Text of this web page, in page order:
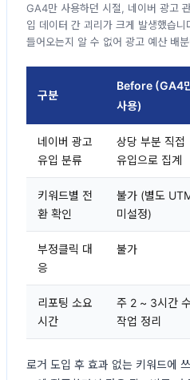
GA4만 사용하던 시절, 네이버 광고
입 데이터 간 괴리가 크게 발생했습
들어오는지 알 수 없어 광고 예산 배
구분
Before (GA4
사용)
네이버 광고
유입 분류
상당 부분 직접
유입으로 집계
키워드별 전
환 확인
불가 (별도
미설정)
부정클릭 대
응
불가
리포팅 소요
시간
주 2 ~ 3시간
작업 정리
로거 도입 후 효과 없는 키워드에